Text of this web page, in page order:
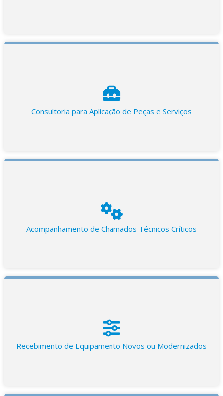
Consultoria para Aplicação de Peças e Serviços
Acompanhamento de Chamados Técnicos Críticos
Recebimento de Equipamento Novos ou Modernizados